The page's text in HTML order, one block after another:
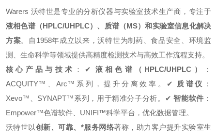
Warers 沃特世是专业的分析仪器与实验室技术生产商，专注于
液相色谱（HPLC/UHPLC）、质谱（MS）和实验室信息化解决
方案。自1958年成立以来，沃特世为制药、食品安全、环境监
测、生命科学等领域提供高精度检测技术与高效工作流程支持。
核心产品与技术
： ✔ 液相色谱（HPLC/UHPLC）
：
ACQUITY™、Arc™系列，提升分离效率。 ✔ 质谱仪
：
Xevo™、SYNAPT™系列，用于精准分子分析。 ✔智能软件 ：
Empower™色谱软件、UNIFI™科学平台，优化数据管理。
沃特世以创新、可靠、*服务网络著称，助力客户提升实验室生